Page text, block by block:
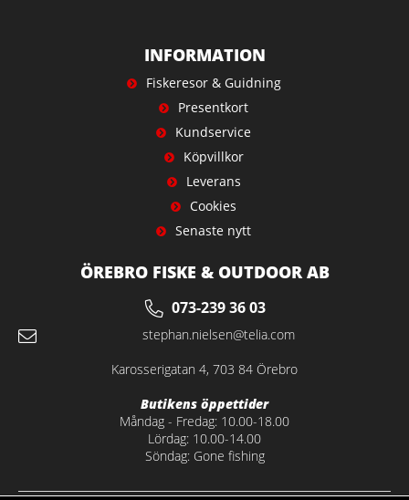
INFORMATION
Fiskeresor & Guidning
Presentkort
Kundservice
Köpvillkor
Leverans
Cookies
Senaste nytt
ÖREBRO FISKE & OUTDOOR AB
073-239 36 03
stephan.nielsen@telia.com
Karosserigatan 4, 703 84 Örebro
Butikens öppettider
Måndag - Fredag: 10.00-18.00
Lördag: 10.00-14.00
Söndag: Gone fishing